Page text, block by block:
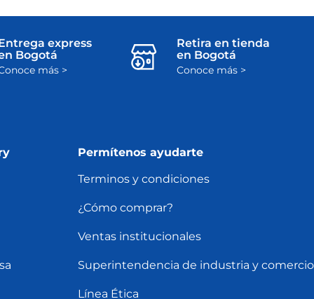
express
Bogotá
más >
Retira en tienda
en Bogotá
Conoce más >
Permítenos ayudarte
Terminos y condiciones
¿Cómo comprar?
Ventas institucionales
Superintendencia de industria y comercio
Línea Ética